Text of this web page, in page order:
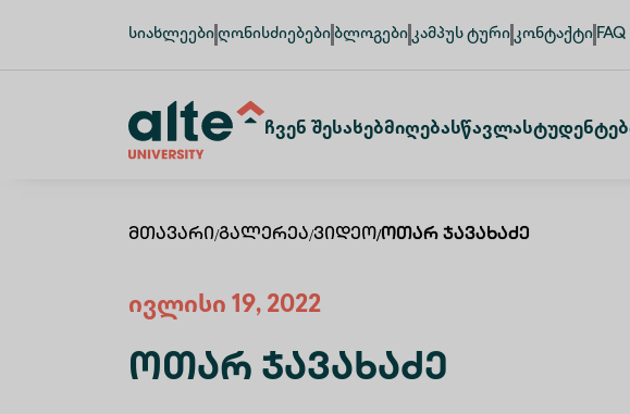
სიახლეები ღონისძიებები ბლოგები კამპუს ტური კონტაქტი FAQ
Ჩვენ ᲨესახებᲛიღებაᲡწავლა
Მთავარი/Გალერეა/Ვიდეო/Ოთარ Ჯავახაძე
ივლისი 19, 2022
Ოთარ Ჯავახაძე